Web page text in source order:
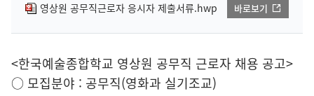
영상원 공무직근로자 응시자 제출서류.hwp 바로보기
<한국예술종합학교 영상원 공무직 근로자 채용 공고>
○ 모집분야 : 공무직(영화과 실기조교)